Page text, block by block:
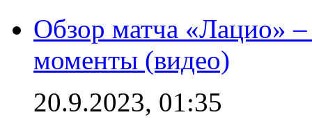
Обзор матча «Лацио»
моменты (видео)
20.9.2023, 01:35